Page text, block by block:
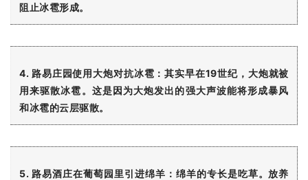
阻止冰雹形成。
4. 路易庄园使用大炮对抗冰雹：其实早在19世纪，大炮就被
用来驱散冰雹。这是因为大炮发出的强大声波能将形成暴风
和冰雹的云层驱散。
5. 路易酒庄在葡萄园里引进绵羊： 绵羊的专长是吃草。放养